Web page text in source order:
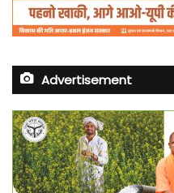
Advertisement